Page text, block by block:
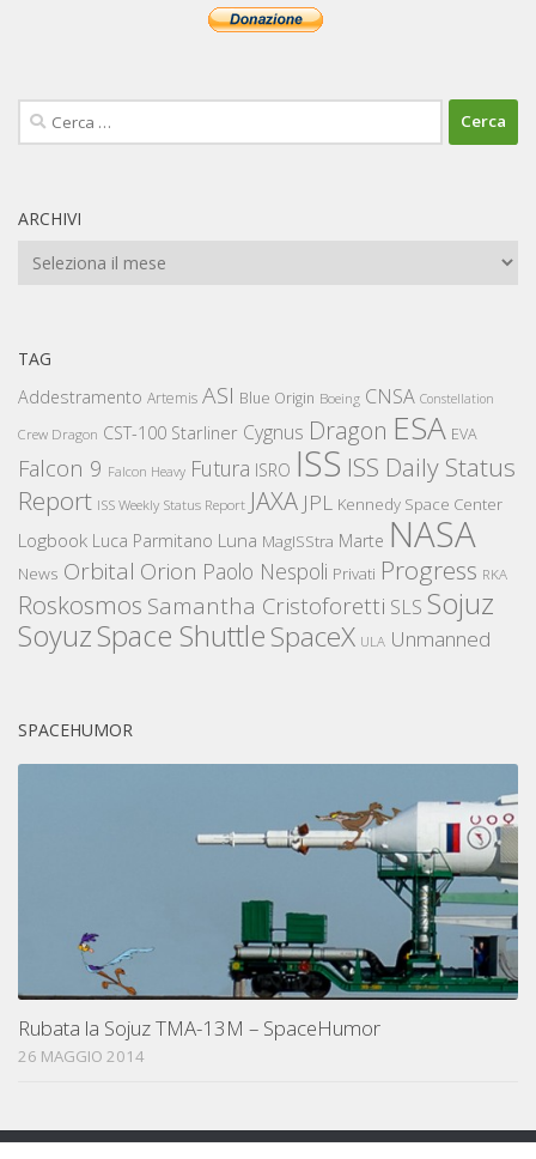
Ricerca
per:
ARCHIVI
Archivi
TAG
Addestramento Artemis ASI Blue Origin Boeing CNSA Constellation
Crew Dragon CST-100 Starliner Cygnus Dragon ESA EVA
Falcon 9 Falcon Heavy Futura ISRO ISS ISS Daily Status
Report ISS Weekly Status Report JAXA JPL Kennedy Space Center
Logbook Luca Parmitano Luna MagISStra Marte NASA
News Orbital Orion Paolo Nespoli Privati Progress RKA
Roskosmos Samantha Cristoforetti SLS Sojuz
SoyuzSpace ShuttleSpaceX ULA Unmanned
SPACEHUMOR
Rubata la Sojuz TMA-13M – SpaceHumor
26 MAGGIO 2014